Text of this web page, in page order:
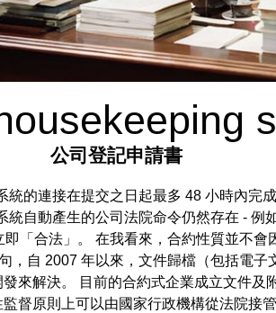
公司登記申請書
的連接在提交之日起最多 48 小時內完
自動產生的公司法院命令仍然存在 - 例
「合法」。 在我看來，合約性質並不
，自 2007 年以來，文件歸檔（包括電
來解決。 目前的合約式企業成立文件及
督原則上可以由國家行政機構從法院接